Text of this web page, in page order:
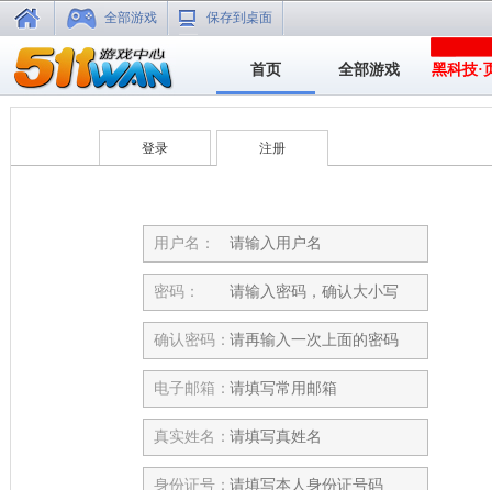
全部游戏 保存到桌面
首页 全部游戏 黑科技·
登录 注册
用户名：
密码：
确认密码：
电子邮箱：
真实姓名：
身份证号：